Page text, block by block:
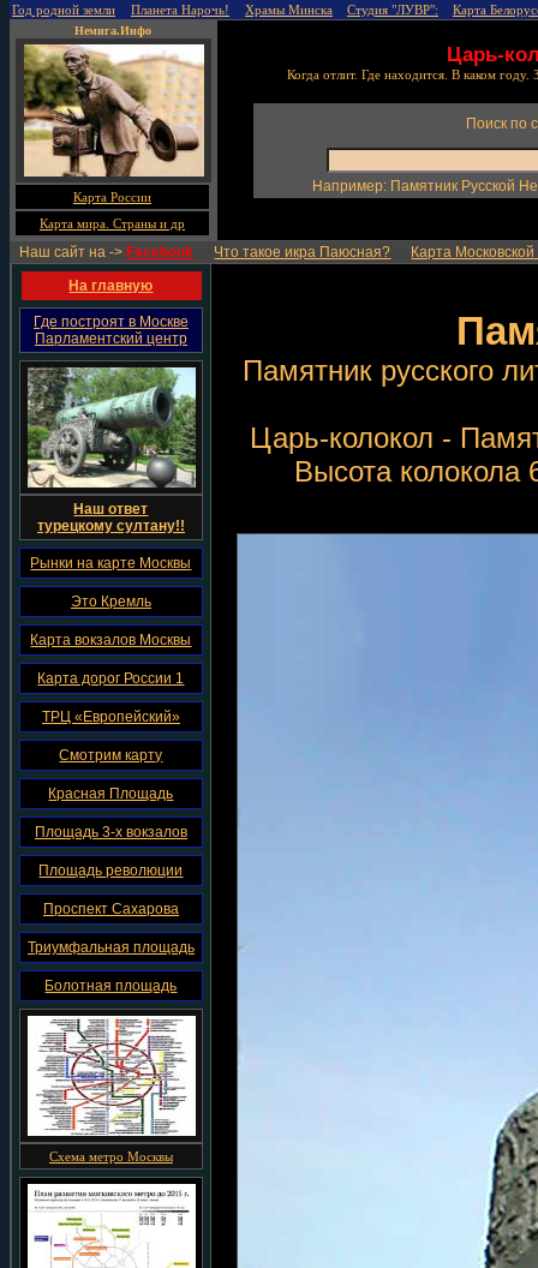
Год родной земли Планета Нарочь! Храмы Минска Студия "ЛУВР": Карта
Немига.Инфо
Карта России
Карта мира. Страны и др
Царь-
Когда отлит. Где находится. В каком году.
Поиск по
Например: Памятник Русской
Наш сайт на -> Facebook Что такое икра Паюсная?
Карта
На главную
Где построят в Москве
Парламентский центр
Наш ответ
турецкому султану!!
Рынки на карте Москвы
Это Кремль
Карта вокзалов Москвы
Карта дорог России 1
ТРЦ «Европейский»
Смотрим карту
Красная Площадь
Площадь 3-х вокзалов
Площадь революции
Проспект Сахарова
Триумфальная площадь
Болотная площадь
Схема метро Москвы
Памятник русского
Царь-колокол -
Высота